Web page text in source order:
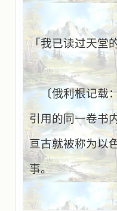
「我已读过天堂
〔俄利根记载
引用的同一卷书
亘古就被称为以
事。